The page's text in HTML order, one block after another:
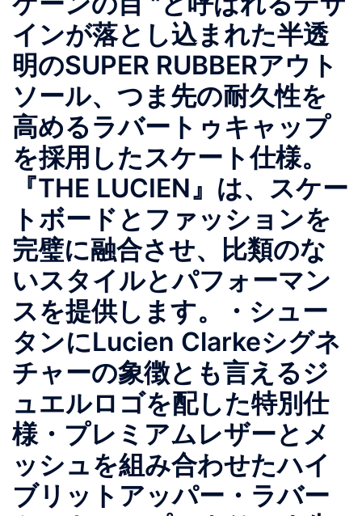
インが落とし込まれた半透
明のSUPER RUBBERアウト
ソール、つま先の耐久性を
高めるラバートゥキャップ
を採用したスケート仕様。
『THE LUCIEN』は、スケー
トボードとファッションを
完璧に融合させ、比類のな
いスタイルとパフォーマン
スを提供します。・シュー
タンにLucien Clarkeシグネ
チャーの象徴とも言えるジ
ュエルロゴを配した特別仕
様・プレミアムレザーとメ
ッシュを組み合わせたハイ
ブリットアッパー・ラバー